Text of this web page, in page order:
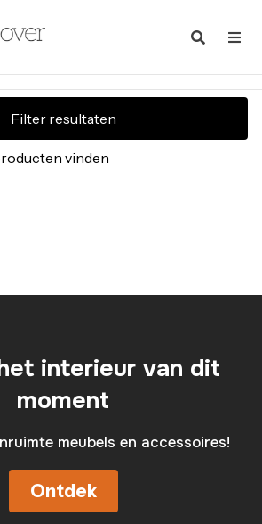
Filter resultaten
vinden
interieur van dit
moment
meubels en accessoires!
Ontdek